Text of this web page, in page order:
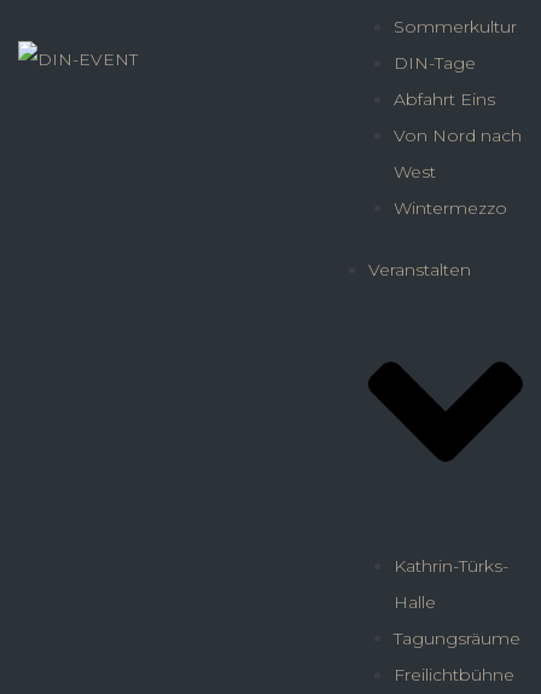
Sommerkultur
DIN-Tage
Abfahrt Eins
Von Nord nach
West
Wintermezzo
Veranstalten
Kathrin-Türks-
Halle
Tagungsräume
Freilichtbühne